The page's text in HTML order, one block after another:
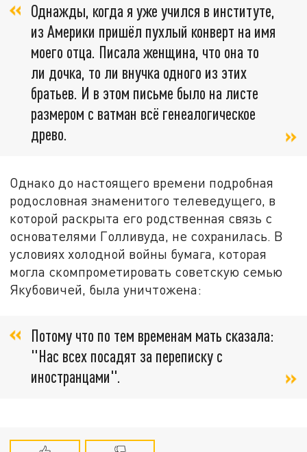
Однажды, когда я уже учился в институте,
из Америки пришёл пухлый конверт на имя
моего отца. Писала женщина, что она то
ли дочка, то ли внучка одного из этих
братьев. И в этом письме было на листе
размером с ватман всё генеалогическое
древо.
Однако до настоящего времени подробная
родословная знаменитого телеведущего, в
которой раскрыта его родственная связь с
основателями Голливуда, не сохранилась. В
условиях холодной войны бумага, которая
могла скомпрометировать советскую семью
Якубовичей, была уничтожена:
Потому что по тем временам мать сказала:
"Нас всех посадят за переписку с
иностранцами".